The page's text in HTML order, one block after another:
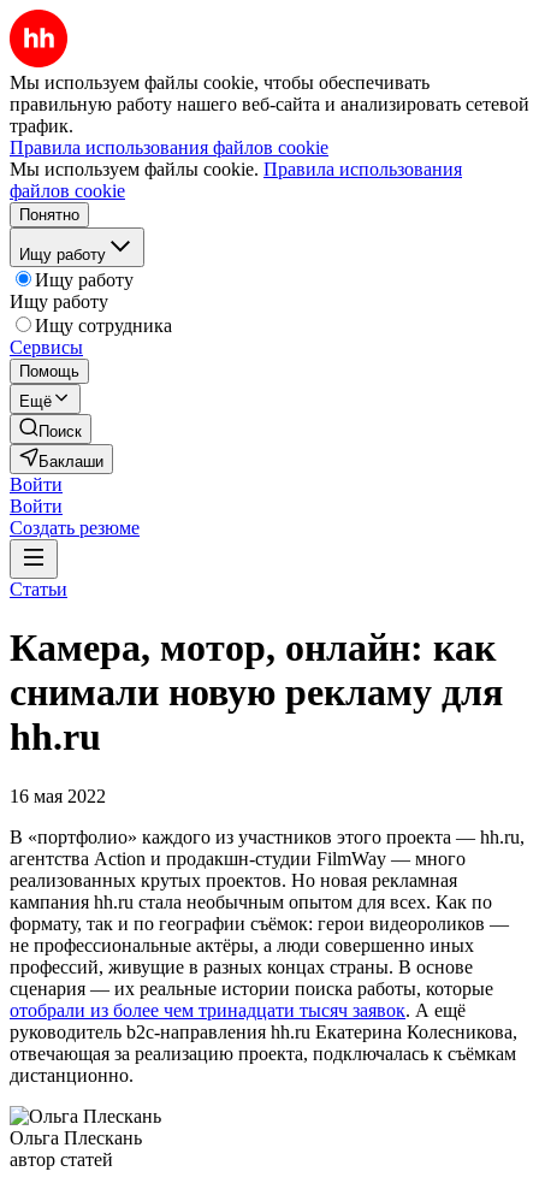
Мы используем файлы cookie, чтобы обеспечивать
правильную работу нашего веб-сайта и анализировать сетевой
трафик.
Правила использования файлов cookie
Мы используем файлы cookie. Правила использования
файлов cookie
Понятно
Ищу работу
Ищу работу
Ищу работу
Ищу сотрудника
Сервисы
Помощь
Ещё
Поиск
Баклаши
Войти
Войти
Создать резюме
Статьи
Камера, мотор, онлайн: как
снимали новую рекламу для
hh.ru
16 мая 2022
В «портфолио» каждого из участников этого проекта — hh.ru,
агентства Action и продакшн-студии FilmWay — много
реализованных крутых проектов. Но новая рекламная
кампания hh.ru стала необычным опытом для всех. Как по
формату, так и по географии съёмок: герои видеороликов —
не профессиональные актёры, а люди совершенно иных
профессий, живущие в разных концах страны. В основе
сценария — их реальные истории поиска работы, которые
отобрали из более чем тринадцати тысяч заявок. А ещё
руководитель b2c-направления hh.ru Екатерина Колесникова,
отвечающая за реализацию проекта, подключалась к съёмкам
дистанционно.
Ольга Плескань
автор статей